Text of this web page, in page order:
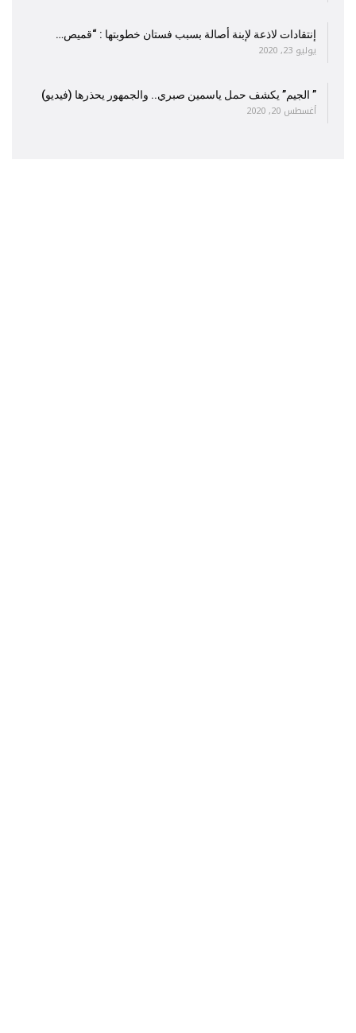
إنتقادات لاذعة لإبنة أصالة بسبب فستان خطوبتها : “قميص…
يوليو 23, 2020
” الجيم” يكشف حمل ياسمين صبري.. والجمهور يحذرها (فيديو)
أغسطس 20, 2020